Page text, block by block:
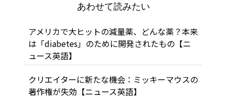
あわせて読みたい
アメリカで大ヒットの減量薬、どんな薬？本来
は「diabetes」のために開発されたもの【ニ
ュース英語】
クリエイターに新たな機会：ミッキーマウスの
著作権が失効【ニュース英語】